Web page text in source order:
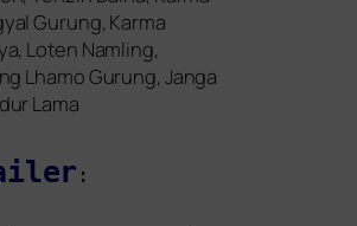
Gurung, Karma
Loten Namling,
Lhamo Gurung, Janga
Lama
: